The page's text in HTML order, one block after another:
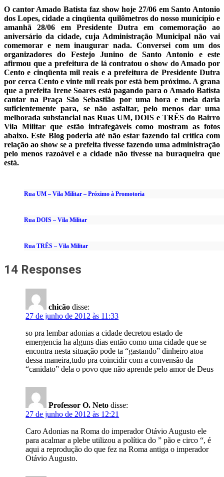
Telegram
O cantor Amado Batista faz show hoje 27/06 em Santo Antonio
dos Lopes, cidade a cinqüenta quilômetros do nosso município e
amanhã 28/06 em Presidente Dutra em comemoração ao
aniversário da cidade, cuja Administração Municipal não vai
comemorar e nem inaugurar nada. Conversei com um dos
organizadores do Festejo Junino de Santo Antonio e este
afirmou que a prefeitura de lá contratou o show do Amado por
Cento e cinqüenta mil reais e a prefeitura de Presidente Dutra
por cerca Cento e vinte mil reais por está bem próximo. A grana
que a prefeita Irene Soares está pagando para o Amado Batista
cantar na Praça São Sebastião por uma hora e meia daria
suficientemente para, se não asfaltar, pelo menos dar uma
melhorada substancial nas Ruas UM, DOIS e TRÊS do Bairro
Vila Militar que estão intrafegáveis como mostram as fotos
abaixo. Este Blog poderia até não estar fazendo tal crítica com
relação ao show se a prefeita tivesse fazendo uma administração
pelo menos razoável e a cidade não tivesse na buraqueira que
está.
Rua UM – Vila Militar – Próximo à Promotoria
Rua DOIS – Vila Militar
Rua TRÊS – Vila Militar
14 Responses
chicão disse:
27 de junho de 2012 às 11:33
so pra lembar adonias a cidade decretou estado de
emergencia ha alguns dias então como uma cidade que se
encontra nesta situação pode ta “gastando” dinheiro atoa
dessa maneira,tudo pra coincidir com a convensão da
“canidato” dela o povo que não aprende pelo amor de Deus
Professor O. Neto disse:
27 de junho de 2012 às 12:21
Caro Adonias na Roma do imperador Otávio Augusto ele
para acalmar a plebe utilizou a política do ” pão e circo “, é
aqui a reprodução do que fez na Roma antiga o imperador
Otávio Augusto.